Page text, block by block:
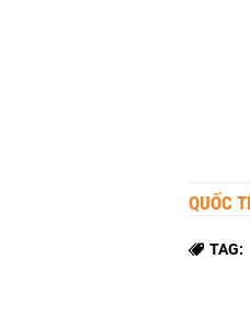
QUỐC
TAG: